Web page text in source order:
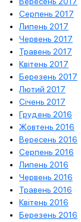
Серпень 2017
Липень 2017
Червень 2017
Травень 2017
Квітень 2017
Березень 2017
Лютий 2017
Січень 2017
Грудень 2016
Жовтень 2016
Вересень 2016
Серпень 2016
Липень 2016
Червень 2016
Травень 2016
Квітень 2016
Березень 2016